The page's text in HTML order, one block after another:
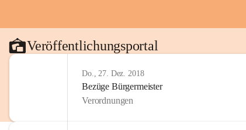
Veröffentlichungsportal
Do., 27. Dez. 2018
Bezüge Bürgermeister
Verordnungen